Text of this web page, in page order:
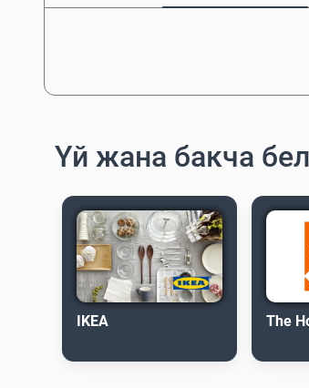
Үй жана бакча
IKEA The